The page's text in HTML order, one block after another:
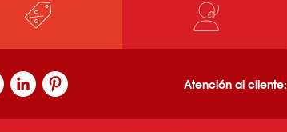
Atención al cliente: